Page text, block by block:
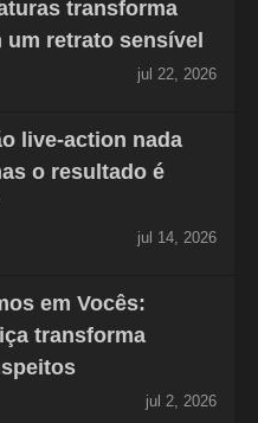
transforma
um retrato sensível
jul 22, 2026
live-action nada
o resultado é
jul 14, 2026
em Vocês:
transforma
jul 2, 2026